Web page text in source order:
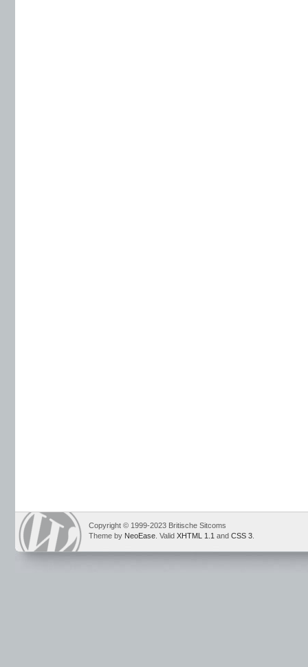
Copyright © 1999-2023 Britische Sitcoms
Theme by NeoEase . Valid XHTML 1.1 and CSS 3